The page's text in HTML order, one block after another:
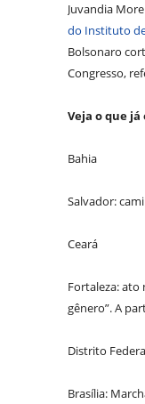
Juvandia
do Instituto
Bolsonaro
Congresso,
Veja o que
Bahia
Salvador:
Ceará
Fortaleza: ato
gênero”. A
Distrito
Brasília: